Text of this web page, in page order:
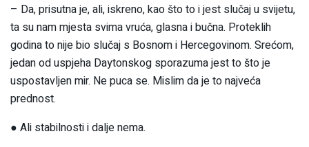
– Da, prisutna je, ali, iskreno, kao što to i jest slučaj u svijetu,
ta su nam mjesta svima vruća, glasna i bučna. Proteklih
godina to nije bio slučaj s Bosnom i Hercegovinom. Srećom,
jedan od uspjeha Daytonskog sporazuma jest to što je
uspostavljen mir. Ne puca se. Mislim da je to najveća
prednost.
● Ali stabilnosti i dalje nema.